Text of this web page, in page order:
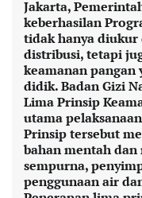
Jakarta,
keberhasilan
tidak hanya diukur
distribusi, tetapi
keamanan pangan
didik. Badan Gizi
Lima Prinsip
utama
Prinsip tersebut
bahan mentah dan
sempurna,
penggunaan air